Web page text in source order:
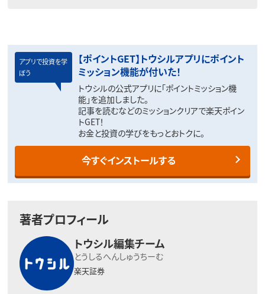
アプリで投資を学
ぼう
【ポイントGET】トウシルアプリにポイント
ミッション機能が付いた！
トウシルの公式アプリに「ポイントミッション機
能」を追加しました。
記事を読むなどのミッションクリアで楽天ポイン
トGET！
お金と投資の学びをもっとおトクに。
今すぐインストールする
著者プロフィール
トウシル編集チーム
とうしるへんしゅうちーむ
楽天証券